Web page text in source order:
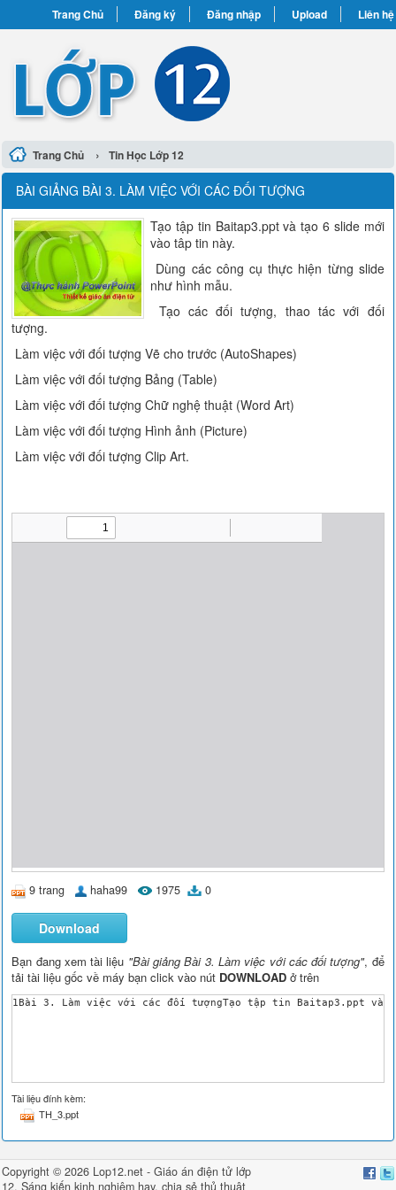
Trang Chủ Đăng ký Đăng nhập Upload Liên hệ
Trang Chủ › Tin Học Lớp 12
BÀI GIẢNG BÀI 3. LÀM VIỆC VỚI CÁC ĐỐI TƯỢNG
Tạo tập tin Baitap3.ppt và tạo 6 slide mới
vào tâp tin này.
Dùng các công cụ thực hiện từng slide
như hình mẫu.
Tạo các đối tượng, thao tác với đối
tượng.
Làm việc với đối tượng Vẽ cho trước (AutoShapes)
Làm việc với đối tượng Bảng (Table)
Làm việc với đối tượng Chữ nghệ thuật (Word Art)
Làm việc với đối tượng Hình ảnh (Picture)
Làm việc với đối tượng Clip Art.
9 trang haha99 1975 0
Download
Bạn đang xem tài liệu "Bài giảng Bài 3. Làm việc với các đối tượng", để
tải tài liệu gốc về máy bạn click vào nút DOWNLOAD ở trên
1Bài 3. Làm việc với các đối tượngTạo tập tin Baitap3.ppt và
Tài liệu đính kèm:
TH_3.ppt
Copyright © 2026 Lop12.net -Giáo án điện tử lớp
12,Sáng kiến kinh nghiệm hay, chia sẻthủ thuật